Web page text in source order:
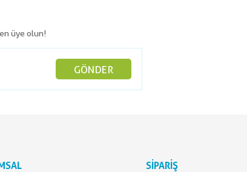
üye olun!
GÖNDER
SİPARİŞ